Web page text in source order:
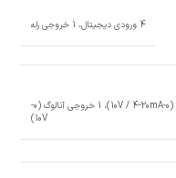
4 ورودی دیجیتال، 1 خروجی رله
2 ورودی آنالوگ (0-10V / 4-20mA)، 1 خروجی آنالوگ (0-
10V)